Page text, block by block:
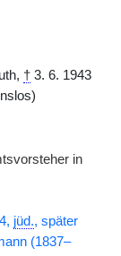
† 3. 6. 1943
in
jüd., später
(1837–